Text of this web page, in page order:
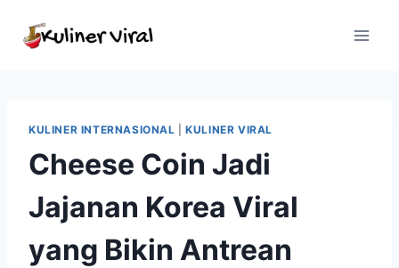
KULINER INTERNASIONAL |KULINER VIRAL
Cheese Coin Jadi
Jajanan Korea Viral
yang Bikin Antrean